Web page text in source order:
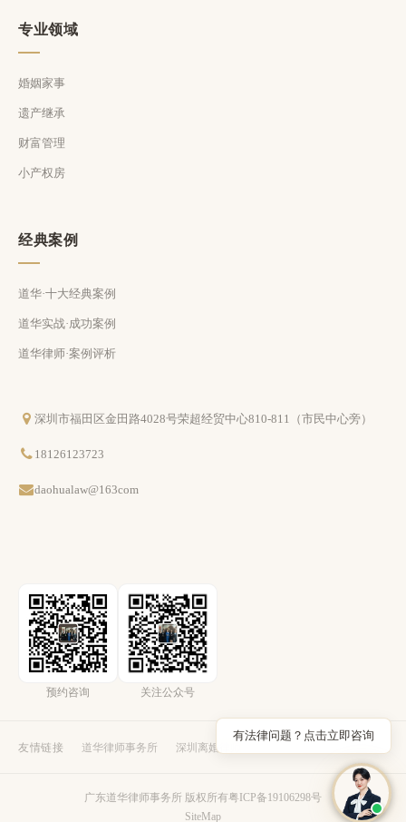
专业领域
婚姻家事
遗产继承
财富管理
小产权房
经典案例
道华·十大经典案例
道华实战·成功案例
道华律师·案例评析
深圳市福田区金田路4028号荣超经贸中心810-811（市民中心旁）
18126123723
daohualaw@163com
预约咨询 关注公众号
友情链接 道华律师事务所 深圳离婚律师
广东道华律师事务所 版权所有粤ICP备19106298号
SiteMap
有法律问题？点击立即咨询